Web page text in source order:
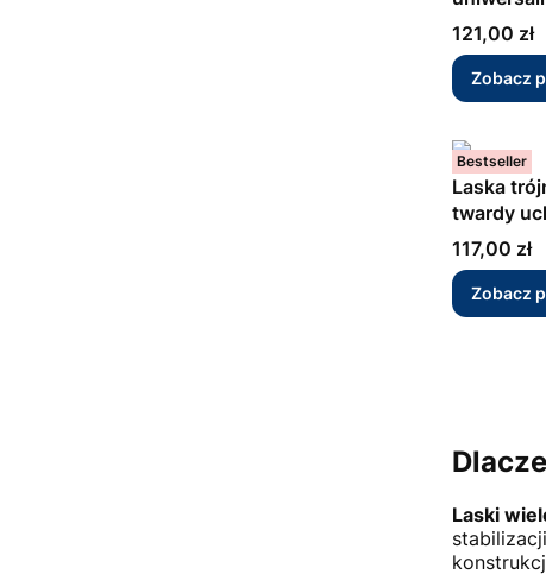
Cena
121,00 zł
Zobacz
Bestseller
Laska
twardy
Cena
117,00 zł
Zobacz
Laski